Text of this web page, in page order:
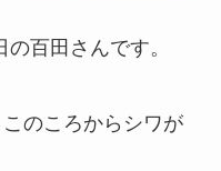
百田さんです。
のころからシワが